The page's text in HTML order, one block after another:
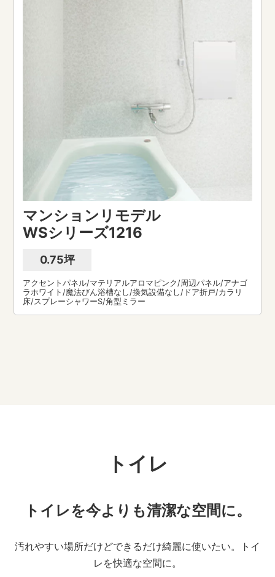
マンションリモデル
WSシリーズ1216
0.75坪
アクセントパネル/マテリアルアロマピンク/周辺パネル/アナゴ
ラホワイト/魔法びん浴槽なし/換気設備なし/ドア折戸/カラリ
床/スプレーシャワーS/角型ミラー
トイレ
トイレを今よりも清潔な空間に。
汚れやすい場所だけどできるだけ綺麗に使いたい。トイ
レを快適な空間に。